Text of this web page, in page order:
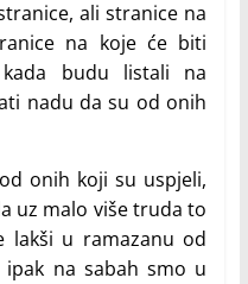
ali stranice na
na koje će biti
budu listali na
nadu da su od onih
onih koji su uspjeli,
uz malo više truda to
lakši u ramazanu od
na sabah smo u